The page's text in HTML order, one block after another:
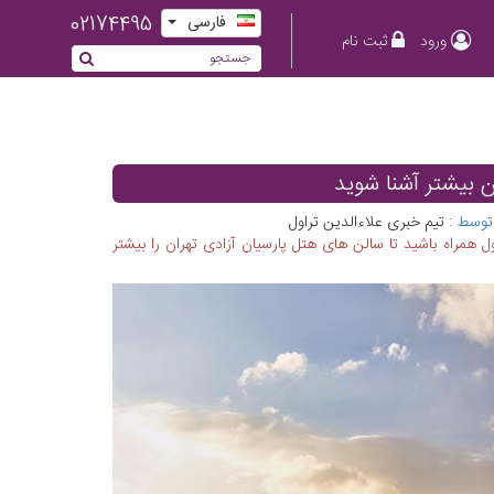
ورود ثبت نام
فارسی 02174495
بیشتر آشنا شوید
: تیم خبری علاءالدین تراول
همراه باشید تا سالن های هتل پارسیان آزادی تهران را بیشتر